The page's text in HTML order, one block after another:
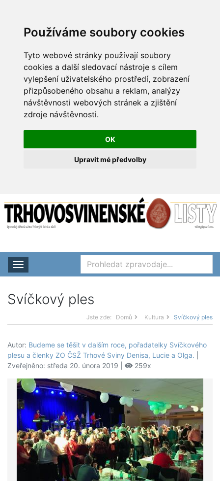
Používáme soubory cookies
Tyto webové stránky používají soubory
cookies a další sledovací nástroje s cílem
vylepšení uživatelského prostředí, zobrazení
přizpůsobeného obsahu a reklam, analýzy
návštěvnosti webových stránek a zjištění
zdroje návštěvnosti.
OK
Upravit mé předvolby
Rozbalit nabídku
Svíčkový ples
Jste zde: Domů Kultura Svíčkový ples
Autor: Budeme se těšit v dalším roce, pořadatelky Svíčkového
plesu a členky ZO ČSŽ Trhové Sviny Denisa, Lucie a Olga.
Zveřejněno: středa 20. února 2019 |
259x